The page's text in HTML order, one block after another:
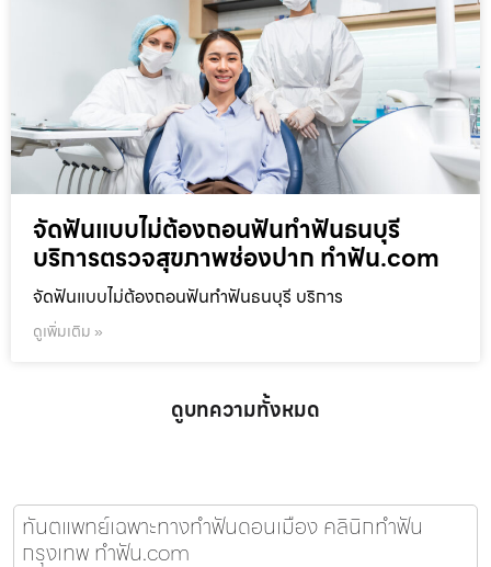
จัดฟันแบบไม่ต้องถอนฟันทำฟันธนบุรี
บริการตรวจสุขภาพช่องปาก ทำฟัน.com
จัดฟันแบบไม่ต้องถอนฟันทำฟันธนบุรี บริการ
ดูเพิ่มเติม »
ดูบทความทั้งหมด
ทันตแพทย์เฉพาะทางทำฟันดอนเมือง คลินิกทำฟัน
กรุงเทพ ทำฟัน.com